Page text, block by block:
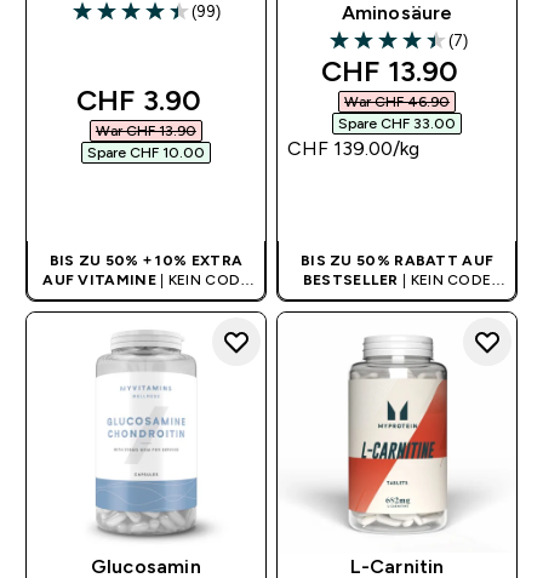
4.44 out of 5 stars
(99)
discounted price
CHF 3.90‎
War CHF 13.90‎
Spare CHF 10.00‎
BIS ZU 50% + 10% EXTRA
AUF VITAMINE
| KEIN CODE
BENÖTIGT
Aminosäure
4.43 out of 5 stars
(7)
discounted price
CHF 13.90‎
War CHF 46.90‎
Spare CHF 33.00‎
CHF 139.00‎/kg
BIS ZU 50% RABATT AUF
BESTSELLER
| KEIN CODE
BENÖTIGT
Glucosamin
L-Carnitin